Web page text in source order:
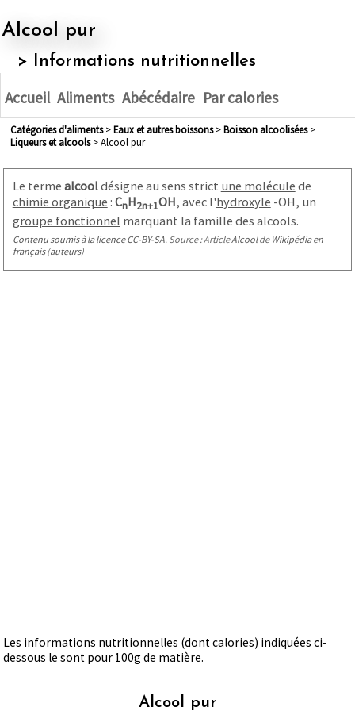
Alcool pur
> Informations nutritionnelles
Accueil Aliments Abécédaire Par calories
Catégories d'aliments> eaux et autres boissons> boisson alcoolisées>
liqueurs et alcools> Alcool pur
Le terme alcooldésigne au sens strict une molécule de
chimie organique : CnH2n+1OH, avec l'hydroxyle -OH, un
groupe fonctionnel marquant la famille des alcools.
Contenu soumis à la licence CC-BY-SA. Source : ArticleAlcoolde Wikipédia en
français(auteurs)
Les informations nutritionnelles (dont calories) indiquées ci-
dessous le sont pour 100g de matière.
Alcool pur